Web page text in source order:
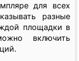
для всех
разные
площадки в
включить